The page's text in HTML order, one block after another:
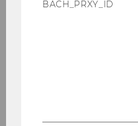
Mitteilungsblatt vom
Mai 2013
BACH_PRXY_ID